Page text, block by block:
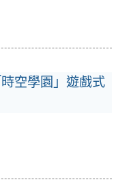
空學園」遊戲式